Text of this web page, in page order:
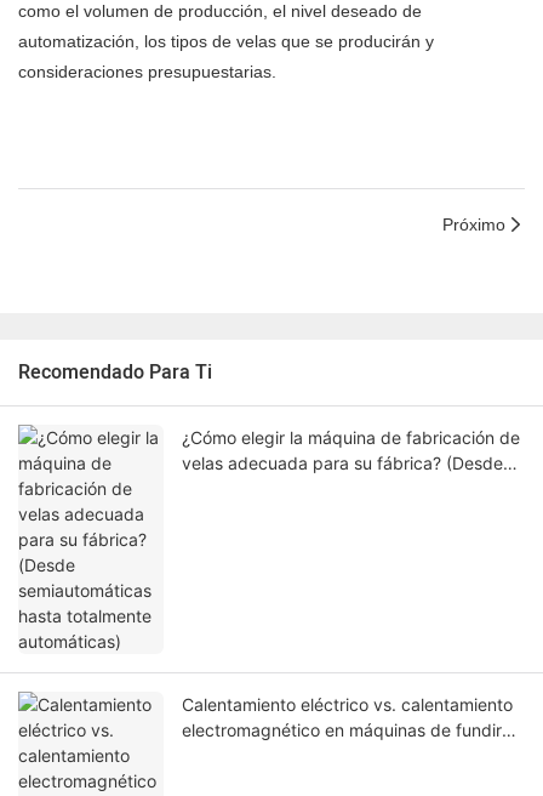
como el volumen de producción, el nivel deseado de
automatización, los tipos de velas que se producirán y
consideraciones presupuestarias.
Próximo
Recomendado Para Ti
¿Cómo elegir la máquina de fabricación de
velas adecuada para su fábrica? (Desde
Calentamiento eléctrico vs. calentamiento
electromagnético en máquinas de fundir